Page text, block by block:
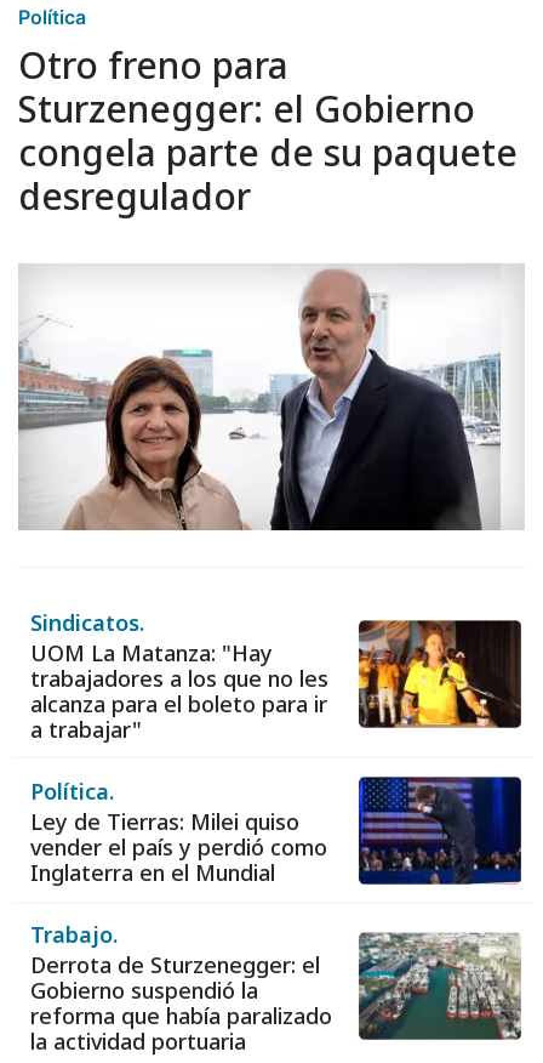
Política
Otro freno para
Sturzenegger: el Gobierno
congela parte de su paquete
desregulador
Sindicatos.
UOM La Matanza: "Hay
trabajadores a los que no les
alcanza para el boleto para ir
a trabajar"
Política.
Ley de Tierras: Milei quiso
vender el país y perdió como
Inglaterra en el Mundial
Trabajo.
Derrota de Sturzenegger: el
Gobierno suspendió la
reforma que había paralizado
la actividad portuaria